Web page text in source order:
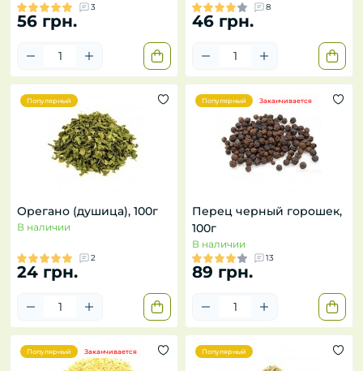
3
56 грн.
8
46 грн.
Популярный
Орегано (душица), 100г
В наличии
2
24 грн.
Популярный Заканчивается
Перец черный горошек,
100г
В наличии
13
89 грн.
Популярный Заканчивается Популярный